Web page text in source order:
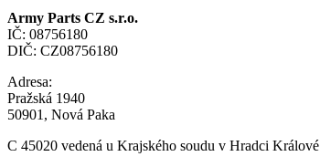
Army Parts CZ s.r.o.
IČ: 08756180
DIČ: CZ08756180
Adresa:
Pražská 1940
50901, Nová Paka
C 45020 vedená u Krajského soudu v Hradci Králové